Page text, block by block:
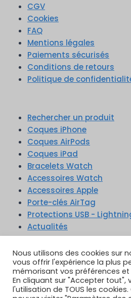
CGV
Cookies
FAQ
Mentions légales
Paiements sécurisés
Conditions de retours
Politique de
Rechercher un produit
Coques iPhone
Coques AirPods
Coques iPad
Bracelets Watch
Accessoires Watch
Accessoires Apple
Porte-clés AirTag
Protections USB -
Actualités
TikTok YouTube
Nous utilisons des cookies sur
vous offrir l'expérience la plus
mémorisant vos préférences et
En cliquant sur "Accepter tout",
l'utilisation de TOUS les